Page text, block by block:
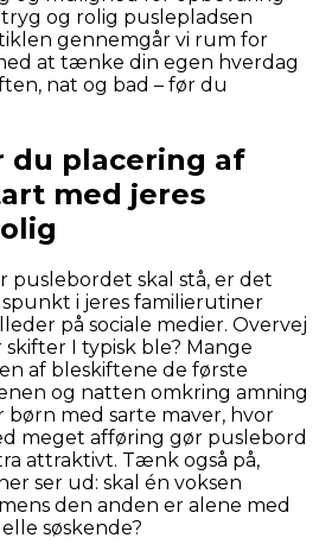
og rolig puslepladsen
gennemgår vi rum for
at tænke din egen hverdag
nat og bad – før du
du placering af
med jeres
puslebordet skal stå, er det
i jeres familierutiner
på sociale medier. Overvej
I typisk ble? Mange
af bleskiftene de første
og natten omkring amning
børn med sarte maver, hvor
meget afføring gør puslebord
attraktivt. Tænk også på,
ser ud: skal én voksen
den anden er alene med
søskende?